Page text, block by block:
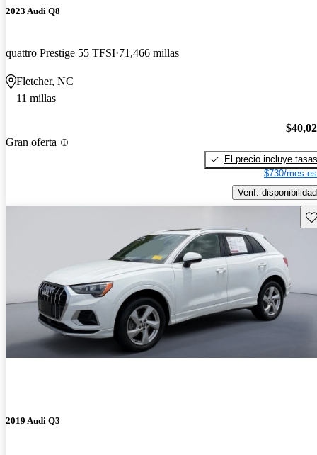
2023 Audi Q8
quattro Prestige 55 TFSI 71,466 millas
Fletcher, NC
11 millas
Gran oferta
El precio incluye tasas
$730/mes
Verif. disponibilidad
2019 Audi Q3